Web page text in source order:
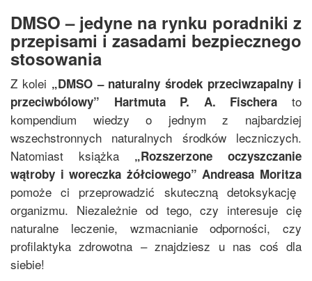
DMSO – jedyne na rynku poradniki z
przepisami i zasadami bezpiecznego
stosowania
Z kolei „DMSO – naturalny środek przeciwzapalny i
przeciwbólowy” Hartmuta P. A. Fischera to
kompendium wiedzy o jednym z najbardziej
wszechstronnych naturalnych środków leczniczych.
Natomiast książka „Rozszerzone oczyszczanie
wątroby i woreczka żółciowego”Andreasa Moritza
pomoże ci przeprowadzić skuteczną detoksykację
organizmu. Niezależnie od tego, czy interesuje cię
naturalne leczenie, wzmacnianie odporności, czy
profilaktyka zdrowotna – znajdziesz u nas coś dla
siebie!